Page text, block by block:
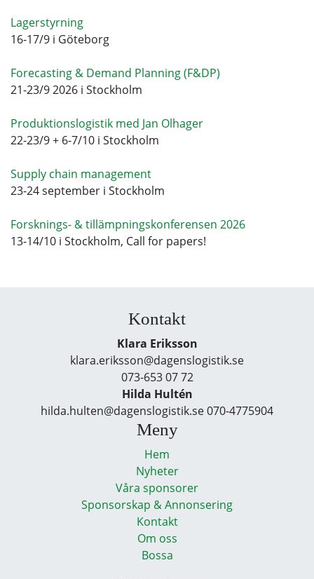
Lagerstyrning
16-17/9 i Göteborg
Forecasting & Demand Planning (F&DP)
21-23/9 2026 i Stockholm
Produktionslogistik med Jan Olhager
22-23/9 + 6-7/10 i Stockholm
Supply chain management
23-24 september i Stockholm
Forsknings- & tillämpningskonferensen 2026
13-14/10 i Stockholm, Call for papers!
Kontakt
Klara Eriksson
klara.eriksson@dagenslogistik.se
073-653 07 72
Hilda Hultén
hilda.hulten@dagenslogistik.se 070-4775904
Meny
Hem
Nyheter
Våra sponsorer
Sponsorskap & Annonsering
Kontakt
Om oss
Bossa